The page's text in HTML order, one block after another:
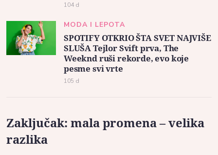
104 d
MODA I LEPOTA
SPOTIFY OTKRIO ŠTA SVET NAJVIŠE
SLUŠA Tejlor Svift prva, The
Weeknd ruši rekorde, evo koje
pesme svi vrte
105 d
Zaključak: mala promena – velika
razlika